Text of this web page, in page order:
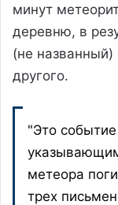
минут
деревню, в
(не названный)
другого.
"Это
указывающим
метеора
трех